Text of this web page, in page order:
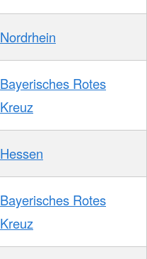
Nordrhein
Bayerisches Rotes
Kreuz
Hessen
Bayerisches Rotes
Kreuz